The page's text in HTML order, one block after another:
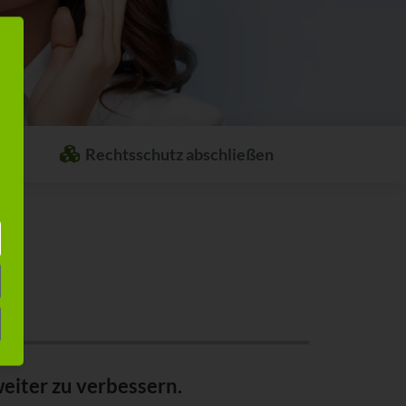
Rechtsschutz abschließen
zu verbessern.